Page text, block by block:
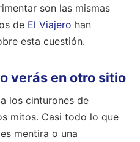
son las mismas
de El Viajero han
esta cuestión.
verás en otro sitio
los cinturones de
mitos. Casi todo lo que
mentira o una